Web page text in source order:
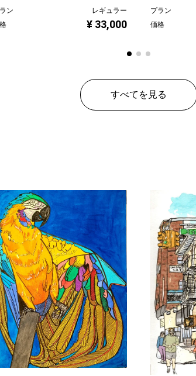
ン
レギュラー
¥ 33,000
プラン
価格
すべてを見る